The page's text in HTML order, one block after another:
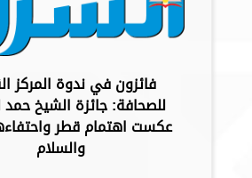
فائزون في ندوة المركز
للصحافة: جائزة الشيخ حمد
عكست اهتمام قطر
والسلام